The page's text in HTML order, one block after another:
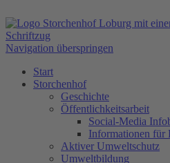
Navigation überspringen
Start
Storchenhof
Geschichte
Öffentlichkeitsarbeit
Social-Media
Informationen für
Aktiver Umweltschutz
Umweltbildung